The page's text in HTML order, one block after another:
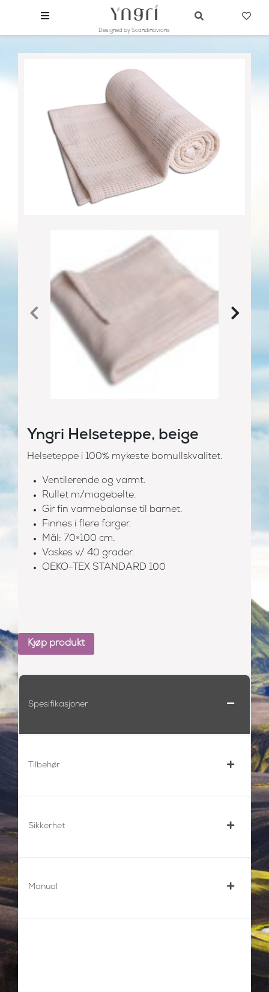
Designed by Scandinavians
Yngri Helseteppe, beige
Helseteppe i 100% mykeste bomullskvalitet.
Ventilerende og varmt.
Rullet m/magebelte.
Gir fin varmebalanse til barnet.
Finnes i flere farger.
Mål: 70×100 cm.
Vaskes v/ 40 grader.
OEKO-TEX STANDARD 100
Kjøp produkt
Spesifikasjoner
Tilbehør
Sikkerhet
Manual